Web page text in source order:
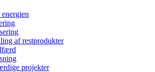
energien
af restprodukter
projekter